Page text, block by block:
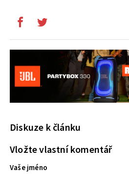
Diskuze k článku
Vložte vlastní komentář
Vaše jméno